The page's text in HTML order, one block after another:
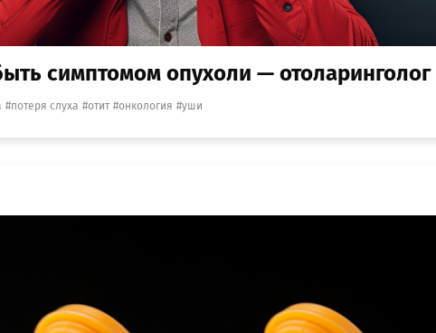
симптомом опухоли — отоларинголог
потеря слуха отит онкология уши